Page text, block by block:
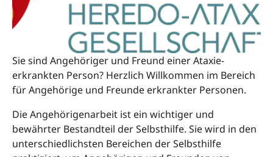
Sie sind Angehöriger und Freund einer Ataxie-
erkrankten Person? Herzlich Willkommen im Bereich
für Angehörige und Freunde erkrankter Personen.
Die Angehörigenarbeit ist ein wichtiger und
bewährter Bestandteil der Selbsthilfe. Sie wird in den
unterschiedlichsten Bereichen der Selbsthilfe